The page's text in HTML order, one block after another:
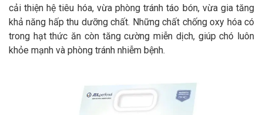
LIÊN HỆ
TỔNG ĐÀI TƯ VẤN
cải thiện hệ tiêu hóa, vừa phòng tránh táo bón, vừa gia tăng
khả năng hấp thu dưỡng chất. Những chất chống oxy hóa có
trong hạt thức ăn còn tăng cường miễn dịch, giúp chó luôn
khỏe mạnh và phòng tránh nhiễm bệnh.